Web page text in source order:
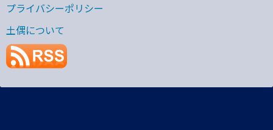
プライバシーポリシー
土偶について